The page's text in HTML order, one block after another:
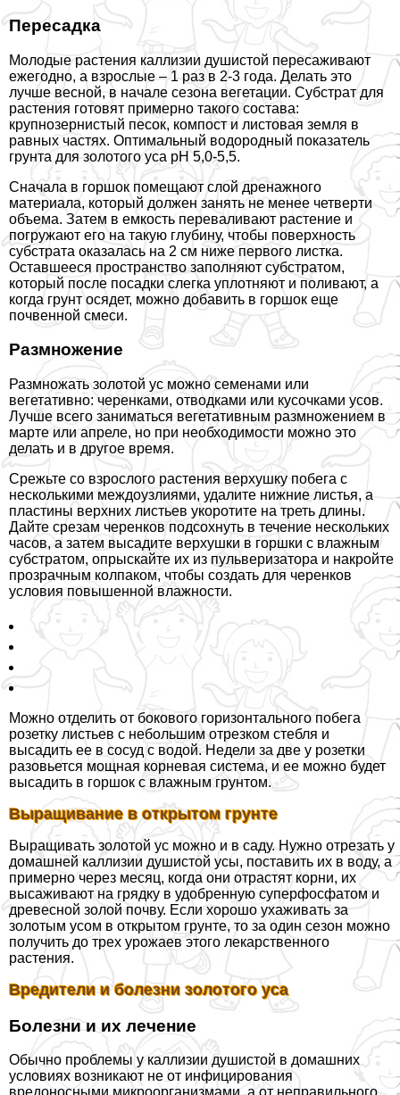
Пересадка
Молодые растения каллизии душистой пересаживают
ежегодно, а взрослые – 1 раз в 2-3 года. Делать это
лучше весной, в начале сезона вегетации. Субстрат для
растения готовят примерно такого состава:
крупнозернистый песок, компост и листовая земля в
равных частях. Оптимальный водородный показатель
грунта для золотого уса pH 5,0-5,5.
Сначала в горшок помещают слой дренажного
материала, который должен занять не менее четверти
объема. Затем в емкость переваливают растение и
погружают его на такую глубину, чтобы поверхность
субстрата оказалась на 2 см ниже первого листка.
Оставшееся прострaнcтво заполняют субстратом,
который после посадки слегка уплотняют и поливают, а
когда грунт осядет, можно добавить в горшок еще
почвенной смеси.
Размножение
Размножать золотой ус можно семенами или
вегетативно: черенками, отводками или кусочками усов.
Лучше всего заниматься вегетативным размножением в
марте или апреле, но при необходимости можно это
делать и в другое время.
Срежьте со взрослого растения верхушку побега с
несколькими междоузлиями, удалите нижние листья, а
пластины верхних листьев укоротите на треть длины.
Дайте срезам черенков подсохнуть в течение нескольких
часов, а затем высадите верхушки в горшки с влажным
субстратом, опрыскайте их из пульверизатора и накройте
прозрачным колпаком, чтобы создать для черенков
условия повышенной влажности.
Можно отделить от бокового горизонтального побега
розетку листьев с небольшим отрезком стeбля и
высадить ее в сосуд с водой. Недели за две у розетки
разовьется мощная корневая система, и ее можно будет
высадить в горшок с влажным грунтом.
Выращивание в открытом грунте
Выращивать золотой ус можно и в саду. Нужно отрезать у
домашней каллизии душистой усы, поставить их в воду, а
примерно через месяц, когда они отрастят корни, их
высаживают на грядку в удобренную суперфосфатом и
древесной золой почву. Если хорошо ухаживать за
золотым усом в открытом грунте, то за один сезон можно
получить до трех урожаев этого лекарственного
растения.
Вредители и болезни золотого уса
Болезни и их лечение
Обычно проблемы у каллизии душистой в домашних
условиях возникают не от инфицирования